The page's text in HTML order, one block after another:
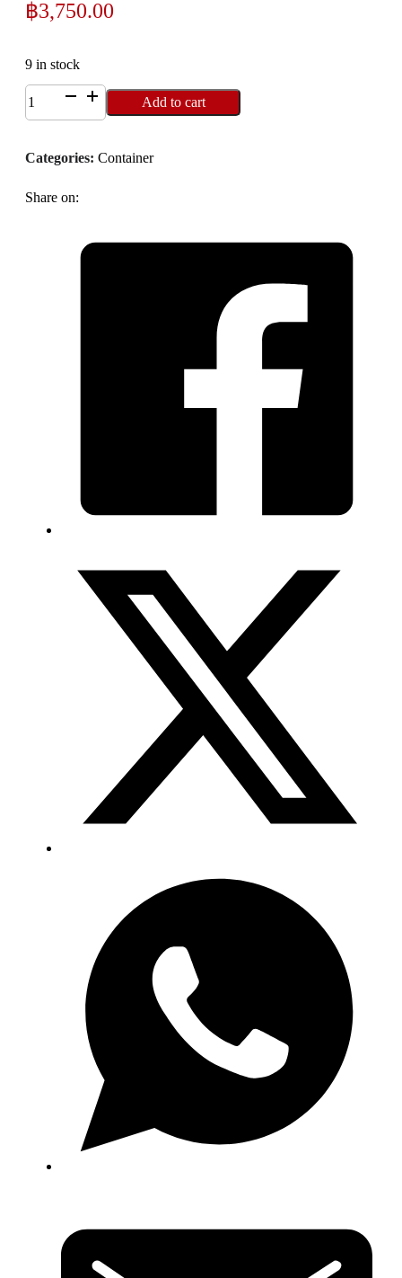
฿3,750.00
9 in stock
2020NBX
ถ้ำชา
ช้าง
กล่อง)
Add to cart
Categories: Container
Share on: